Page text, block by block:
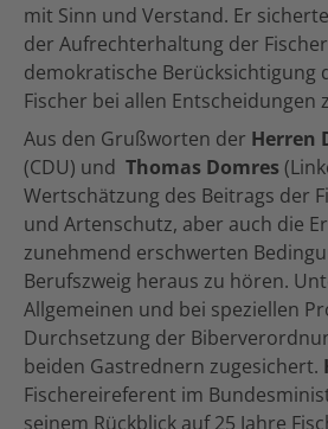
mit Sinn und Verstand. Er
der Aufrechterhaltung der
demokratische Berücksichtigung
Fischer bei allen Entscheidungen
Aus den Grußworten der Herren
(CDU) und Thomas Domres
Wertschätzung des Beitrags der
und Artenschutz, aber auch die
zunehmend erschwerten
Berufszweig heraus zu hören.
Allgemeinen und bei speziellen
Durchsetzung der
beiden Gastrednern zugesichert.
Fischereireferent im
seinem Rückblick auf 25 Jahre